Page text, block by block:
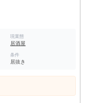
現業態
居酒屋
条件
居抜き